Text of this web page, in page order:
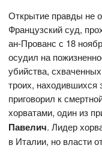
Открытие правды не
Французский суд,
ан-Прованс с 18
осудил на
убийства,
троих, находившихся
приговорил к
хорватами, один из
Павелич. Лидер
в Италии, но власти